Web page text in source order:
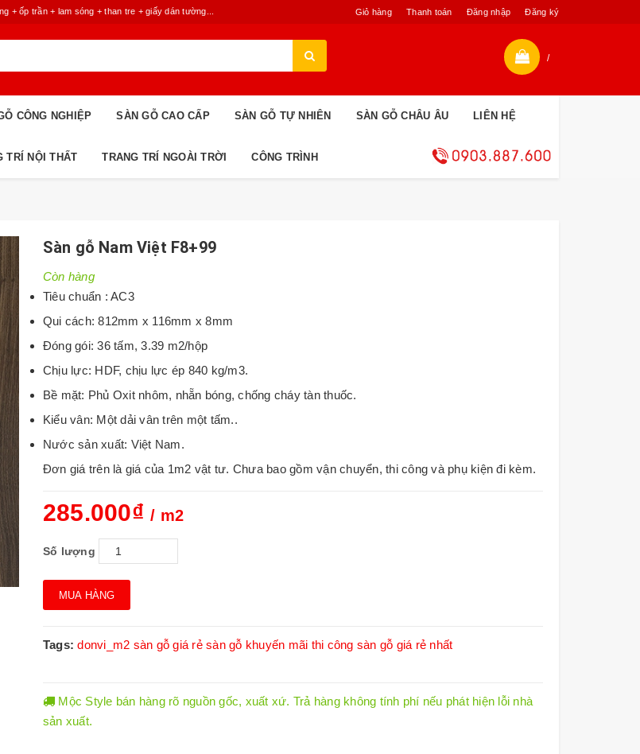
Giỏ hàng Thanh toán Đăng nhập Đăng ký
+ ốp trần + lam sóng + than tre + giấy dán tường...
/
CÔNG NGHIỆP SÀN GỖ CAO CẤP SÀN GỖ TỰ NHIÊN SÀN GỖ CHÂU ÂU LIÊN HỆ
TRÍ NỘI THẤT TRANG TRÍ NGOÀI TRỜI CÔNG TRÌNH
Sàn gỗ Nam Việt F8+99
Còn hàng
Tiêu chuẩn : AC3
Qui cách: 812mm x 116mm x 8mm
Đóng gói: 36 tấm, 3.39 m2/hộp
Chịu lực: HDF, chịu lực ép 840 kg/m3.
Bề mặt: Phủ Oxit nhôm, nhẵn bóng, chống cháy tàn thuốc.
Kiểu vân: Một dải vân trên một tấm..
Nước sản xuất: Việt Nam.
Đơn giá trên là giá của 1m2 vật tư. Chưa bao gồm vận chuyển, thi công và phụ kiện đi kèm.
285.000₫/ m2
Số lượng
MUA HÀNG
Tags:donvi_m2 sàn gỗ giá rẻ sàn gỗ khuyến mãi thi công sàn gỗ giá rẻ nhất
Mộc Style bán hàng rõ nguồn gốc, xuất xứ. Trả hàng không tính phí nếu phát hiện lỗi nhà
sản xuất.